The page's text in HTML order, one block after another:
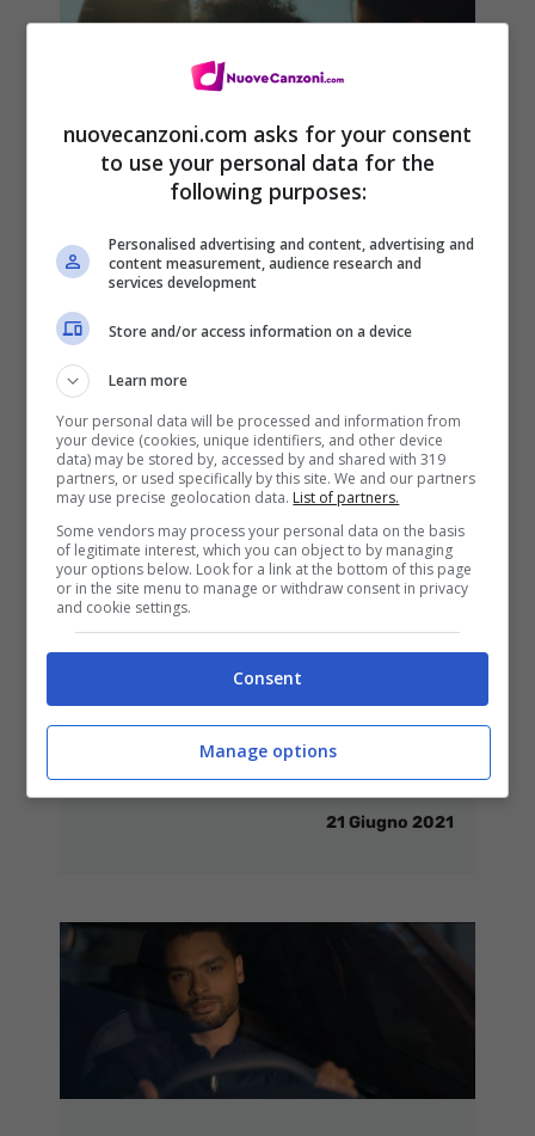
Pubblicità Lines Petalo: il video e
la canzone dello spot on air da
giugno 2021
Pubblicità Windtre “Di Più” con
Fiorello: il video e la (nuova e
inedita) canzone dello spot
trasmesso da giugno 2021
21 Giugno 2021
nuovecanzoni.com asks for your consent
to use your personal data for the
following purposes:
Personalised advertising and content, advertising and
content measurement, audience research and
services development
Store and/or access information on a device
Learn more
Your personal data will be processed and information from
your device (cookies, unique identifiers, and other device
data) may be stored by, accessed by and shared with 319
partners, or used specifically by this site. We and our partners
may use precise geolocation data. List of partners.
Some vendors may process your personal data on the basis
of legitimate interest, which you can object to by managing
your options below. Look for a link at the bottom of this page
or in the site menu to manage or withdraw consent in privacy
and cookie settings.
Consent
Manage options